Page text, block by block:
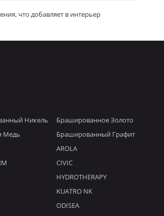
что добавляет в интерьер
Никель
Брашированное Золото
Медь
Брашированный Графит
AROLA
CIVIC
HYDROTHERAPY
KUATRO NK
ODISEA